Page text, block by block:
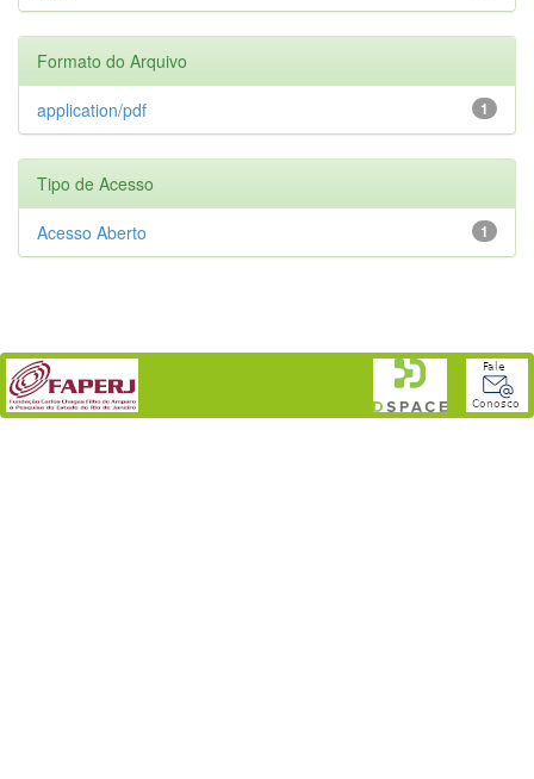
Formato do Arquivo
1
application/pdf
Tipo de Acesso
1
Acesso Aberto